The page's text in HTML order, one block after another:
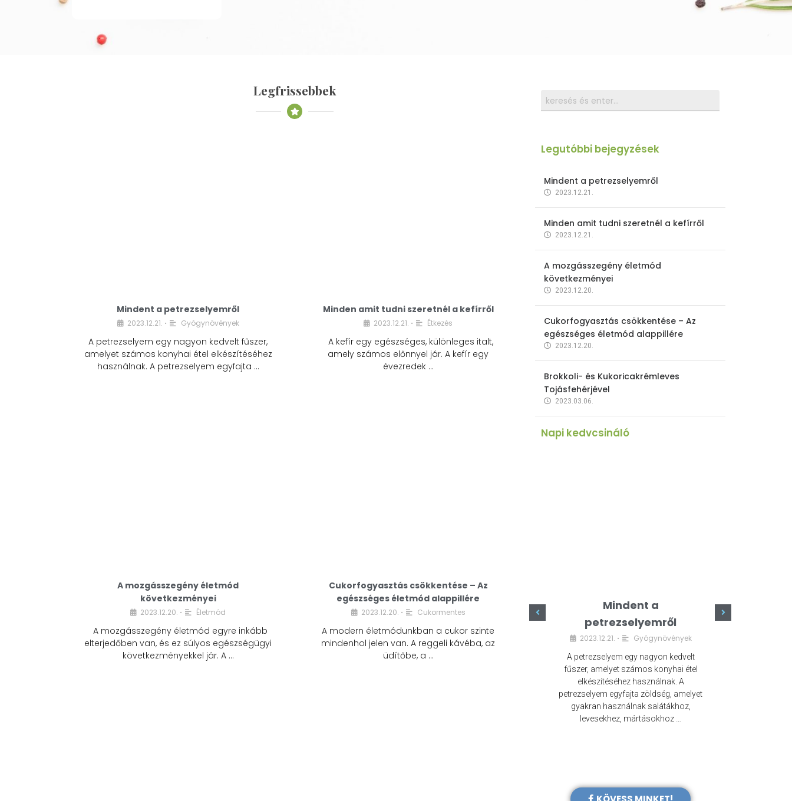
Legfrissebbek
Mindent a petrezselyemről
2023.12.21. • Gyógynövények
A petrezselyem egy nagyon kedvelt fűszer,
amelyet számos konyhai étel elkészítéséhez
használnak. A petrezselyem egyfajta …
Minden amit tudni szeretnél a kefírről
2023.12.21. • Étkezés
A kefír egy egészséges, különleges italt,
amely számos előnnyel jár. A kefír egy
évezredek …
A mozgásszegény életmód
következményei
2023.12.20. • Életmód
A mozgásszegény életmód egyre inkább
elterjedőben van, és ez súlyos egészségügyi
következményekkel jár. A …
Cukorfogyasztás csökkentése – Az
egészséges életmód alappillére
2023.12.20. • Cukormentes
A modern életmódunkban a cukor szinte
mindenhol jelen van. A reggeli kávéba, az
üdítőbe, a …
Legutóbbi bejegyzések
Mindent a petrezselyemről
2023.12.21.
Minden amit tudni szeretnél a kefírről
2023.12.21.
A mozgásszegény életmód
következményei
2023.12.20.
Cukorfogyasztás csökkentése – Az
egészséges életmód alappillére
2023.12.20.
Brokkoli- és Kukoricakrémleves
Tojásfehérjével
2023.03.06.
Napi kedvcsináló
Cukorfogyasztás
egészséges életmód
alappillére
Mindent a
petrezselyemről
2023.12.21. • Gyógynövények
A petrezselyem egy nagyon kedvelt
fűszer, amelyet számos konyhai étel
elkészítéséhez használnak. A
petrezselyem egyfajta zöldség, amelyet
gyakran használnak salátákhoz,
levesekhez, mártásokhoz …